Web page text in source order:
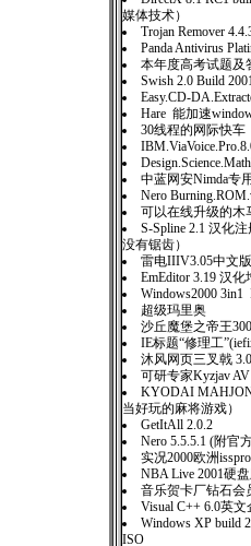
媒体技术）
Trojan Remover
Panda Antivirus
本年度高考试题及
Swish 2.0 Build
Easy.CD-
Hare 能加速
30线程的网际快车
中蓝网安Nimda专
Nero
可以在线升级的
S-Spline 2.1 汉化
没有锯齿）
雷电IIIV3.05中文版
EmEditor 3.19 汉化
Windows2000 3in1
超级玛里奥
沙丘魔堡之帝王
IE标题“修理工
沐风网页三叉戟 3.0
可研专家Kyzjav
KYODAI
当好玩的麻将游戏）
GetItAll 2.0.2
Nero 5.5.5.1 (附官
实况2000欧洲
NBA Live 2001硬
音乐贺卡厂钻石会
Visual C++ 6.0英文
Windows XP build
ISO